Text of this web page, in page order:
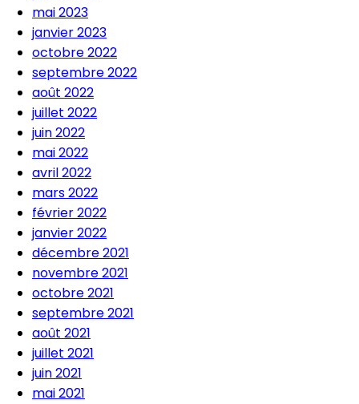
mai 2023
janvier 2023
octobre 2022
septembre 2022
août 2022
juillet 2022
juin 2022
mai 2022
avril 2022
mars 2022
février 2022
janvier 2022
décembre 2021
novembre 2021
octobre 2021
septembre 2021
août 2021
juillet 2021
juin 2021
mai 2021